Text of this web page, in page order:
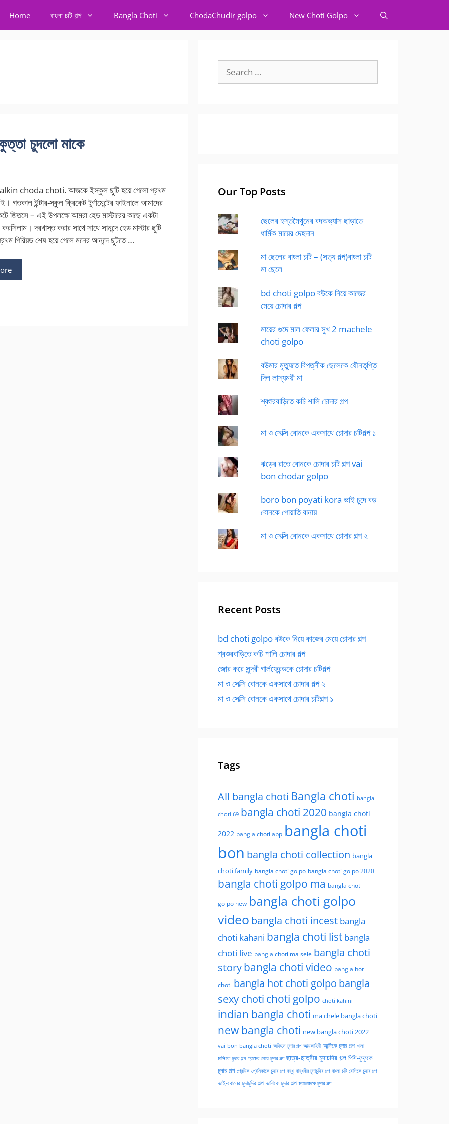
Home বাংলা চটি গল্প Bangla Choti ChodaChudir golpo New Choti Golpo
চুদলো মাকে
choda choti. আজকে ইস্কুল ছুটি হয়ে গেলো প্রথম
গতকাল ইন্টার-স্কুল ক্রিকেট টুর্ণামেন্টের ফাইনালে আমাদের
জিতসে – এই উপলক্ষে আমরা হেড মাস্টারের কাছে একটা
দরখাস্ত করার সাথে সাথে সানন্দে হেড মাস্টার ছুটি
পিরিয়ড শেষ হয়ে গেলে মনের আনন্দে ছুটতে …
for:
Our Top Posts
ছেলের হস্তমৈথুনের বদঅভ্যাস ছাড়াতে
ধার্মিক মায়ের দেহদান
মা ছেলের বাংলা চটি – (সত্য গল্প)বাংলা চটি
মা ছেলে
bd choti golpo বউকে নিয়ে কাজের
মেয়ে চোদার গল্প
মায়ের গুদে মাল ফেলার সুখ 2 machele
choti golpo
বউমার মৃত্যুতে বিপত্নীক ছেলেকে যৌনতৃপ্তি
দিল লাস্যময়ী মা
শ্বশুরবাড়িতে কচি শালি চোদার গল্প
মা ও সেক্সি বোনকে একসাথে চোদার চটিগল্প ১
ঝড়ের রাতে বোনকে চোদার চটি গল্প vai
bon chodar golpo
boro bon poyati kora ভাই চুদে বড়
বোনকে পোয়াতি বানায়
মা ও সেক্সি বোনকে একসাথে চোদার গল্প ২
Recent Posts
bd choti golpo বউকে নিয়ে কাজের মেয়ে চোদার গল্প
শ্বশুরবাড়িতে কচি শালি চোদার গল্প
জোর করে সুন্দরী গার্লফ্রেন্ডকে চোদার চটিগল্প
মা ও সেক্সি বোনকে একসাথে চোদার গল্প ২
মা ও সেক্সি বোনকে একসাথে চোদার চটিগল্প ১
Tags
All bangla choti Bangla choti bangla
choti 69 bangla choti 2020 bangla choti
2022 bangla choti app bangla choti
bon bangla choti collection bangla
choti family bangla choti golpo bangla choti golpo 2020
bangla choti golpo ma bangla choti
golpo new bangla choti golpo
video bangla choti incest bangla
choti kahani bangla choti list bangla
choti live bangla choti ma sele bangla choti
storybangla choti video bangla hot
choti bangla hot choti golpo bangla
sexy choti choti golpo choti kahini
indian bangla choti ma chele bangla choti
new bangla choti new bangla choti 2022
vai bon bangla choti অফিসে চুদার গল্প আত্মকাহিনী আন্টিকে চুদার গল্প খালা-
মাসিকে চুদার গল্প গ্রামের মেয়ে চুদার গল্প ছাত্র-ছাত্রীর চুদাচদির গল্প পিসি-ফুফুকে
চুদার গল্প প্রেমিক-প্রেমিকাকে চুদার গল্প বন্ধু-বান্ধবীর চুদাচুদির গল্প বাংলা চটি বৌদিকে চুদার গল্প
ভাই-বোনের চুদাচুদির গল্প ভাবিকে চুদার গল্প ম্যাডামকে চুদার গল্প